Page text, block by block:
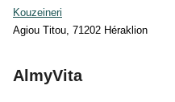
Kouzeineri
Agiou Titou, 71202 Héraklion
AlmyVita